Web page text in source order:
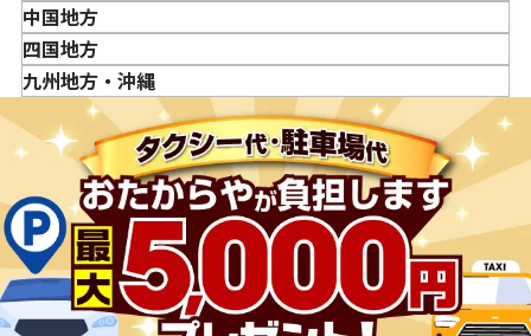
秋田県
山形県
福島県
埼玉県
千葉県
茨城県
栃木県
群馬県
富山県
石川県
山梨県
長野県
岐阜県
静岡県
愛知県
三重県
滋賀県
京都府
兵庫県
奈良県
和歌山県
中国地方
鳥取県
島根県
広島県
山口県
四国地方
徳島県
愛媛県
九州地方・沖縄
佐賀県
長崎県
熊本県
大分県
宮崎県
鹿児島県